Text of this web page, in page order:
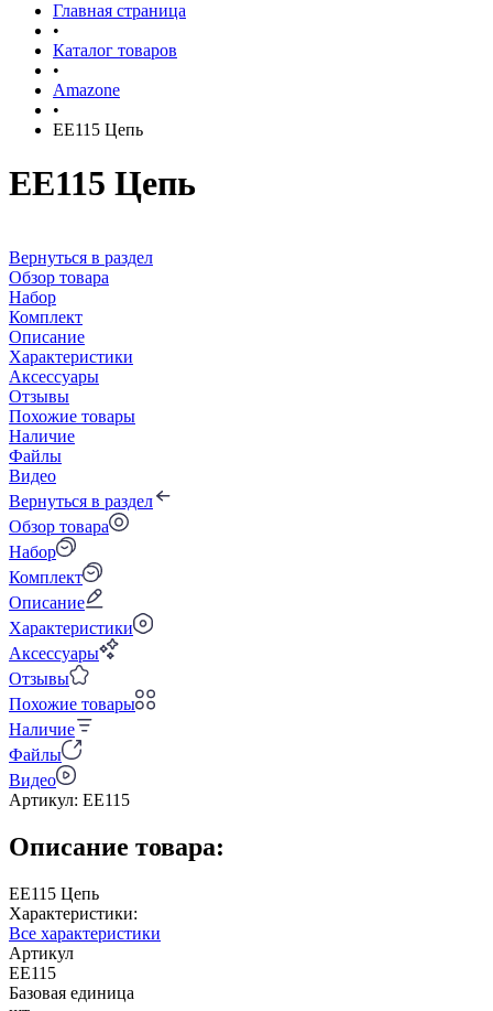
Главная страница
•
Каталог товаров
•
Amazone
•
EE115 Цепь
EE115 Цепь
Вернуться в раздел
Обзор товара
Набор
Комплект
Описание
Характеристики
Аксессуары
Отзывы
Похожие товары
Наличие
Файлы
Видео
Вернуться в раздел
Обзор товара
Набор
Комплект
Описание
Характеристики
Аксессуары
Отзывы
Похожие товары
Наличие
Файлы
Видео
Артикул: EE115
Описание товара:
EE115 Цепь
Характеристики:
Все характеристики
Артикул
EE115
Базовая единица